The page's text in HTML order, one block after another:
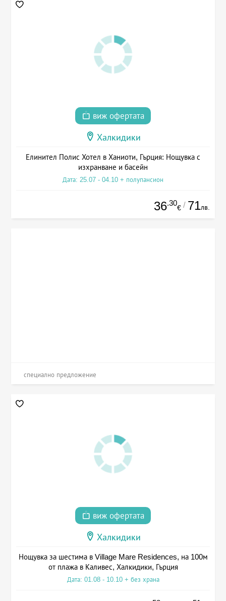
виж офертата
Халкидики
Елинител Полис Хотел в Ханиоти, Гърция: Нощувка с
изхранване и басейн
Дата: 25.07 - 04.10 + полупансион
36.30
€ / 71лв.
специално предложение
виж офертата
Халкидики
Нощувка за шестима в Village Mare Residences, на 100м
от плажа в Каливес, Халкидики, Гърция
Дата: 01.08 - 10.10 + без храна